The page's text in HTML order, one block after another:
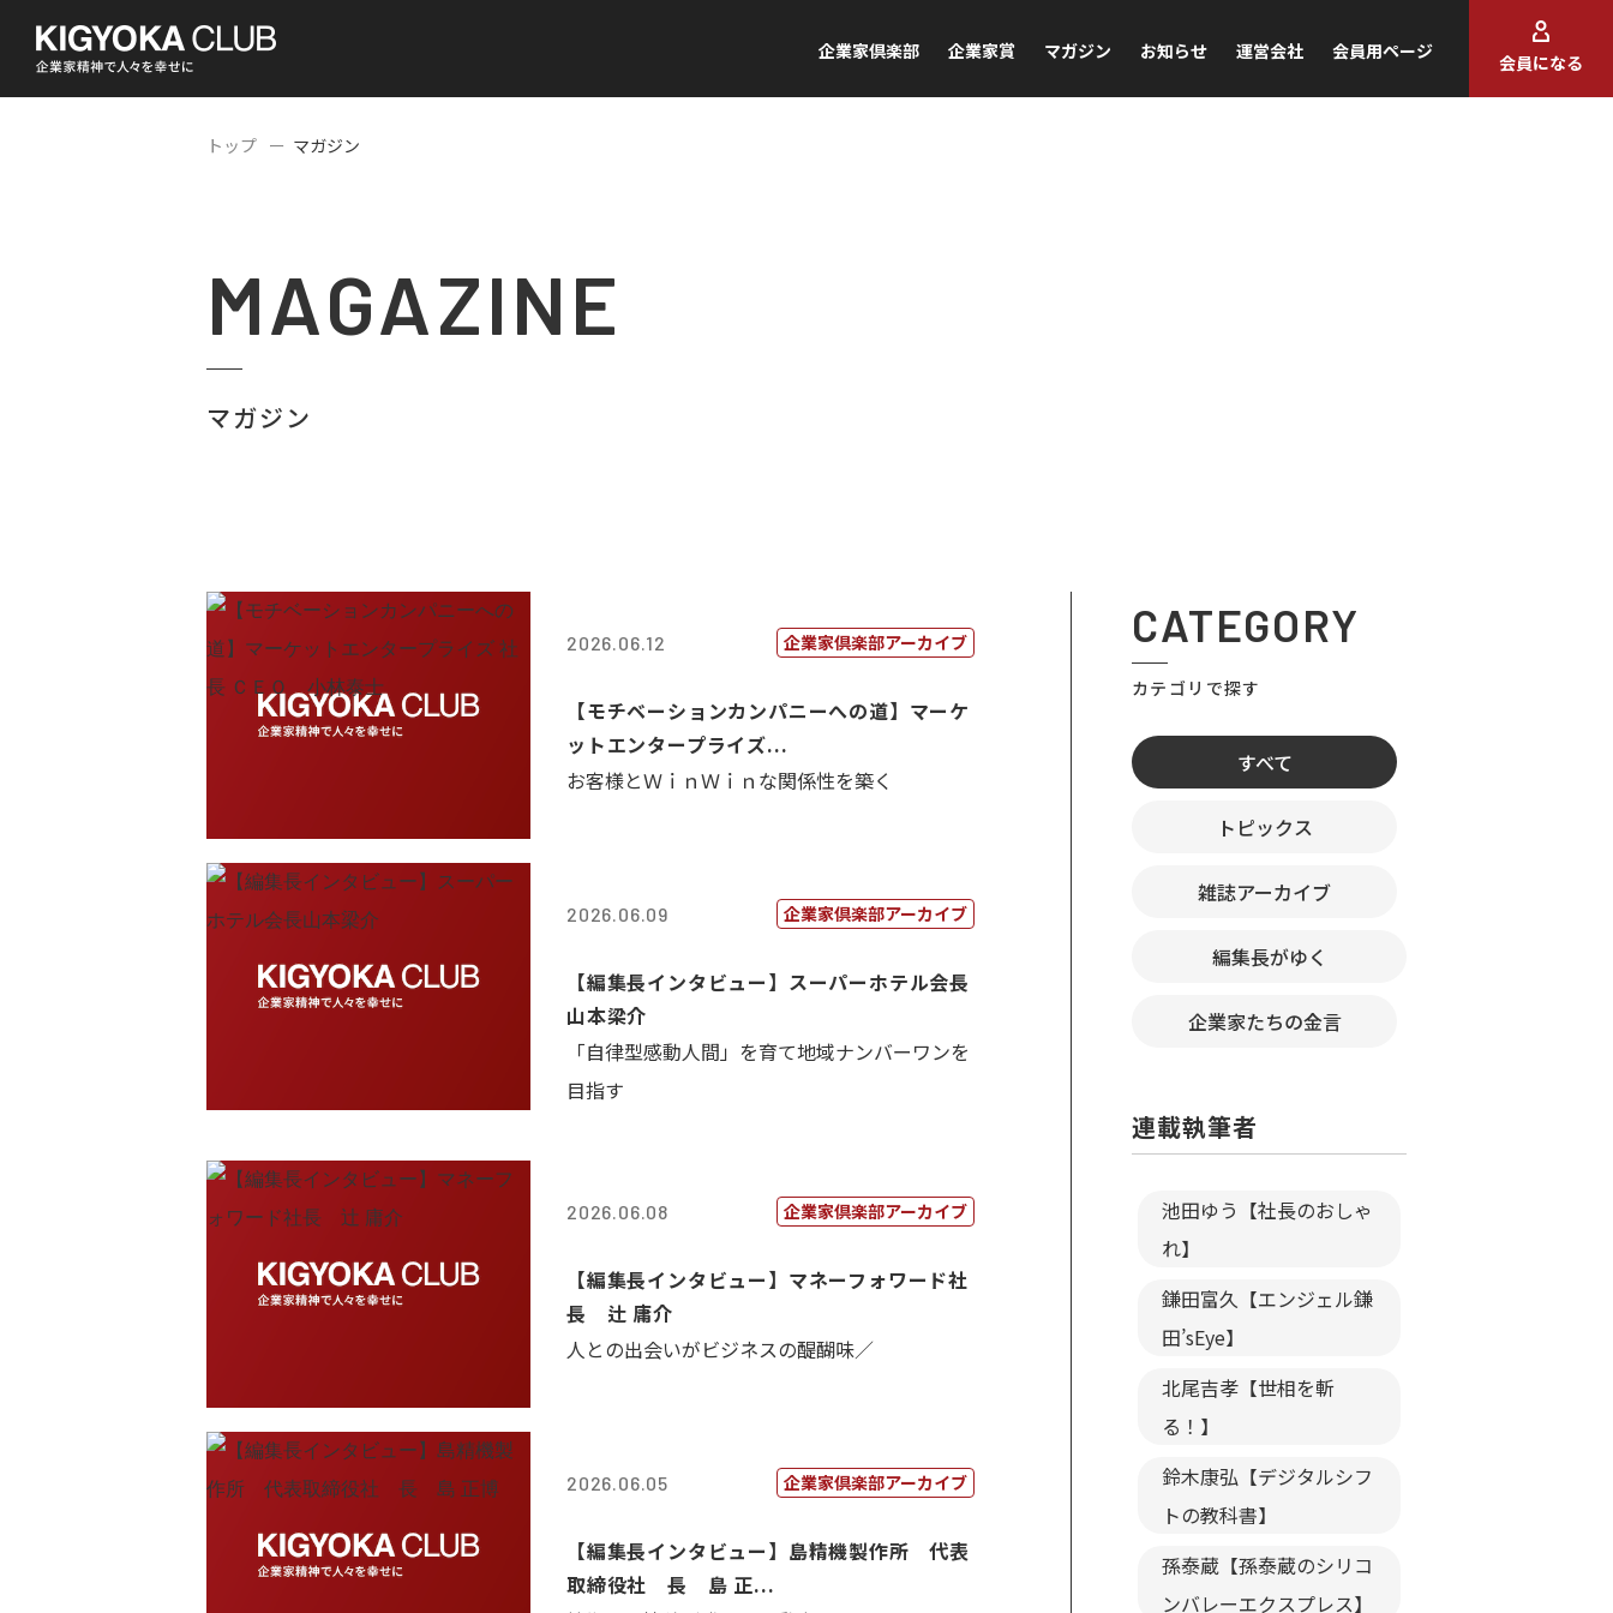
企業家倶楽部 企業家賞 マガジン お知らせ 運営会社 会員用ページ
会員になる
トップ マガジン
MAGAZINE
マガジン
2026.06.12 企業家倶楽部アーカイブ
【モチベーションカンパニーへの道】マーケ
ットエンタープライズ...
お客様とＷｉｎＷｉｎな関係性を築く
2026.06.09 企業家倶楽部アーカイブ
【編集長インタビュー】スーパーホテル会長
山本梁介
「自律型感動人間」を育て地域ナンバーワンを
目指す
2026.06.08 企業家倶楽部アーカイブ
【編集長インタビュー】マネーフォワード社
長 辻 庸介
人との出会いがビジネスの醍醐味／
2026.06.05 企業家倶楽部アーカイブ
【編集長インタビュー】島精機製作所 代表
取締役社 長 島 正...
CATEGORY
カテゴリで探す
すべて
トピックス
雑誌アーカイブ
編集長がゆく
企業家たちの金言
連載執筆者
池田ゆう【社長のおしゃ
れ】
鎌田富久【エンジェル鎌
田’sEye】
北尾吉孝【世相を斬
る！】
鈴木康弘【デジタルシフ
トの教科書】
孫泰蔵【孫泰蔵のシリコ
ンバレーエクスプレス】